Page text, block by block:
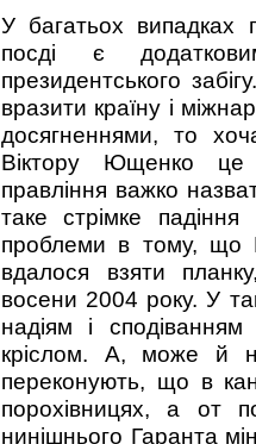
У багатьох випадках
посді є
президентського
вразити країну і
досягненнями, то
Віктору Ющенко
правління важко
таке стрімке
проблеми в тому, що
вдалося взяти
восени 2004 року. У
надіям і
кріслом. А, може й
переконують, що в
порохівницях, а от
нинішнього Гаранта